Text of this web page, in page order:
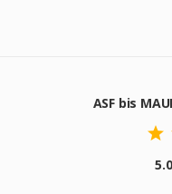
ASF bis
5.0